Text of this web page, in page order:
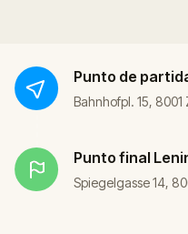
Punto de
Bahnhofpl. 15,
Punto final
Spiegelgasse 14,